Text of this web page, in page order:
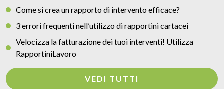
Come si crea un rapporto di intervento efficace?
3 errori frequenti nell’utilizzo di rapportini cartacei
Velocizza la fatturazione dei tuoi interventi! Utilizza
RapportiniLavoro
VEDI TUTTI